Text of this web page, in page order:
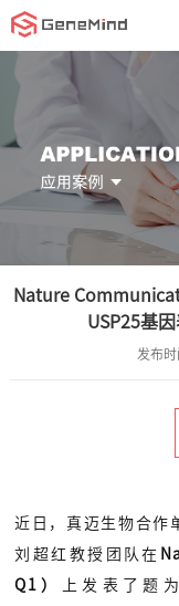
Nature
USP25基
发布时
近日，真迈生物合作
刘超红教授团队在
Q1）
上发表了题为